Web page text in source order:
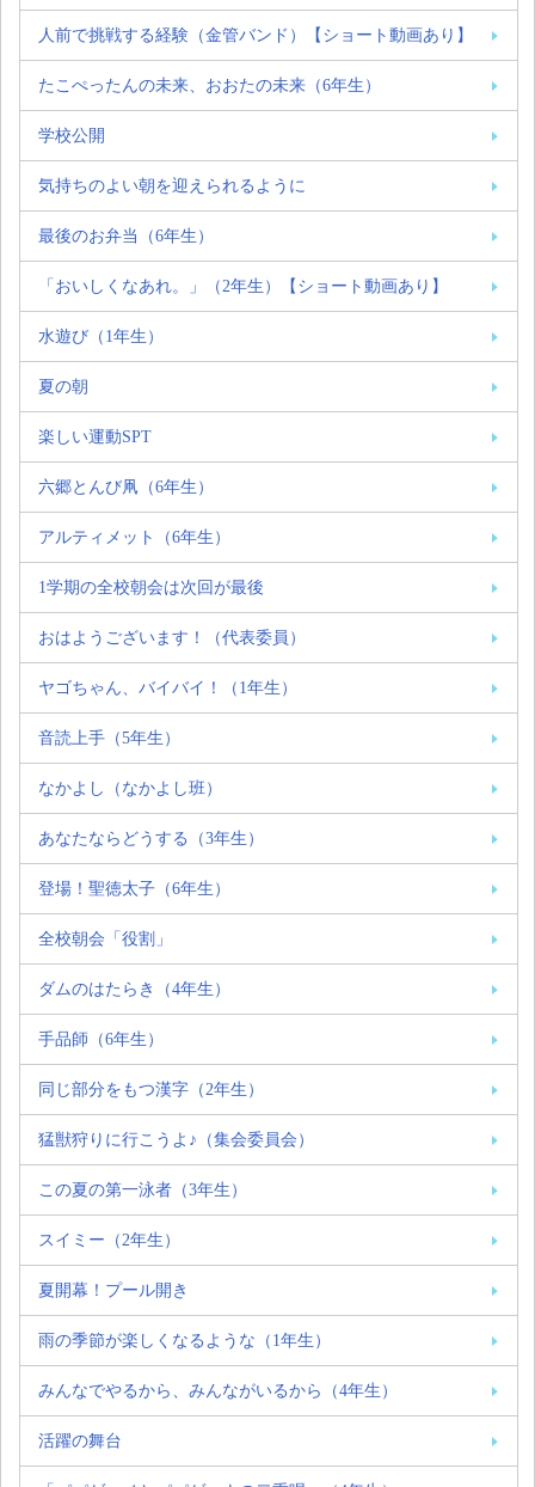
人前で挑戦する経験（金管バンド）【ショート動画あり】
たこぺったんの未来、おおたの未来（6年生）
学校公開
気持ちのよい朝を迎えられるように
最後のお弁当（6年生）
「おいしくなあれ。」（2年生）【ショート動画あり】
水遊び（1年生）
夏の朝
楽しい運動SPT
六郷とんび凧（6年生）
アルティメット（6年生）
1学期の全校朝会は次回が最後
おはようございます！（代表委員）
ヤゴちゃん、バイバイ！（1年生）
音読上手（5年生）
なかよし（なかよし班）
あなたならどうする（3年生）
登場！聖徳太子（6年生）
全校朝会「役割」
ダムのはたらき（4年生）
手品師（6年生）
同じ部分をもつ漢字（2年生）
猛獣狩りに行こうよ♪（集会委員会）
この夏の第一泳者（3年生）
スイミー（2年生）
夏開幕！プール開き
雨の季節が楽しくなるような（1年生）
みんなでやるから、みんながいるから（4年生）
活躍の舞台